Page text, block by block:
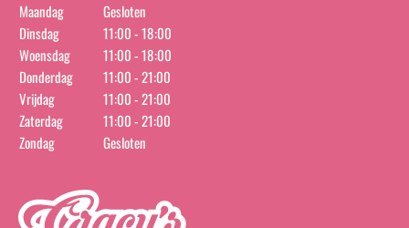
Maandag
Gesloten
Dinsdag
11:00 - 18:00
Woensdag
11:00 - 18:00
Donderdag
11:00 - 21:00
Vrijdag
11:00 - 21:00
Zaterdag
11:00 - 21:00
Zondag
Gesloten